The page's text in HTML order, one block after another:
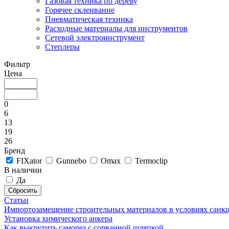
Горячее склеивание
Пневматическая техника
Расходные материалы для инструментов
Сетевой электроинструмент
Степлеры
Фильтр
Цена
0
6
13
19
26
Бренд
FIXator
Gunnebo Omax
Termoclip
В наличии
Да
Статьи
Импортозамещение строительных материалов в условиях
Установка химического анкера